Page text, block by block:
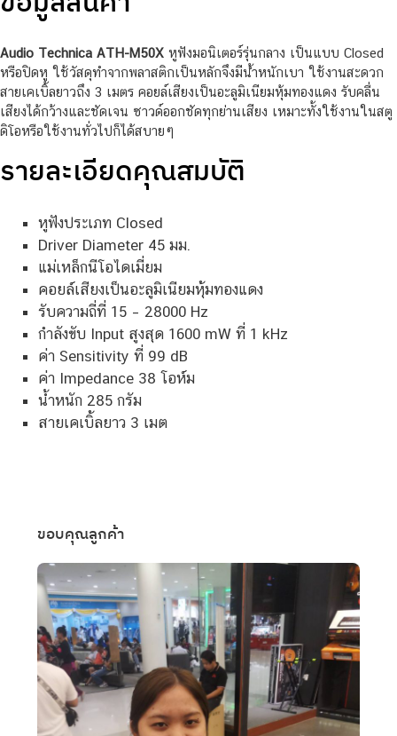
Audio Technica ATH-M50X หูฟังมอนิเตอร์รุ่นกลาง เป็นแบบ Closed
หรือปิดหู ใช้วัสดุทำจากพลาสติกเป็นหลักจึงมีน้ำหนักเบา ใช้งานสะดวก
สายเคเบิ้ลยาวถึง 3 เมตร คอยล์เสียงเป็นอะลูมิเนียมหุ้มทองแดง รับคลื่น
เสียงได้กว้างและชัดเจน ซาวด์ออกชัดทุกย่านเสียง เหมาะทั้งใช้งานในสตู
ดิโอหรือใช้งานทั่วไปก็ได้สบายๆ
รายละเอียดคุณสมบัติ
หูฟังประเภท Closed
Driver Diameter 45 มม.
แม่เหล็กนีโอไดเมี่ยม
คอยล์เสียงเป็นอะลูมิเนียมหุ้มทองแดง
รับความถี่ที่ 15 – 28000 Hz
กำลังขับ Input สูงสุด 1600 mW ที่ 1 kHz
ค่า Sensitivity ที่ 99 dB
ค่า Impedance 38 โอห์ม
น้ำหนัก 285 กรัม
สายเคเบิ้ลยาว 3 เมต
ขอบคุณลูกค้า